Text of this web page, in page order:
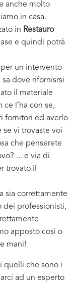
anche molto
in casa.
in Restauro
e quindi potrà
un intervento
dove rifornisrsi
il materiale
l’ha con se,
fornitori ed averlo
se vi trovaste voi
che penserete
... e via di
trovato il
sia correttamente
dei professionisti,
apposto cosi o
mani!
quelli che sono i
ad un esperto